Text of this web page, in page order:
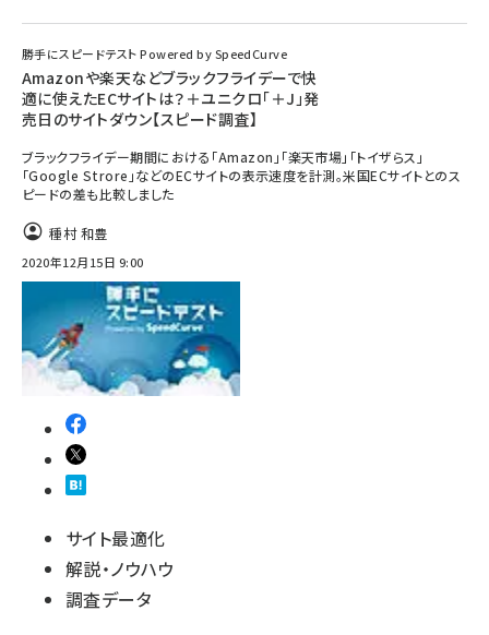
勝手にスピードテスト Powered by SpeedCurve
Amazonや楽天などブラックフライデーで快
適に使えたECサイトは？＋ユニクロ「＋J」発
売日のサイトダウン【スピード調査】
ブラックフライデー期間における「Amazon」「楽天市場」「トイザらス」
「Google Strore」などのECサイトの表示速度を計測。米国ECサイトとのス
ピードの差も比較しました
種村 和豊
2020年12月15日 9:00
サイト最適化
解説・ノウハウ
調査データ